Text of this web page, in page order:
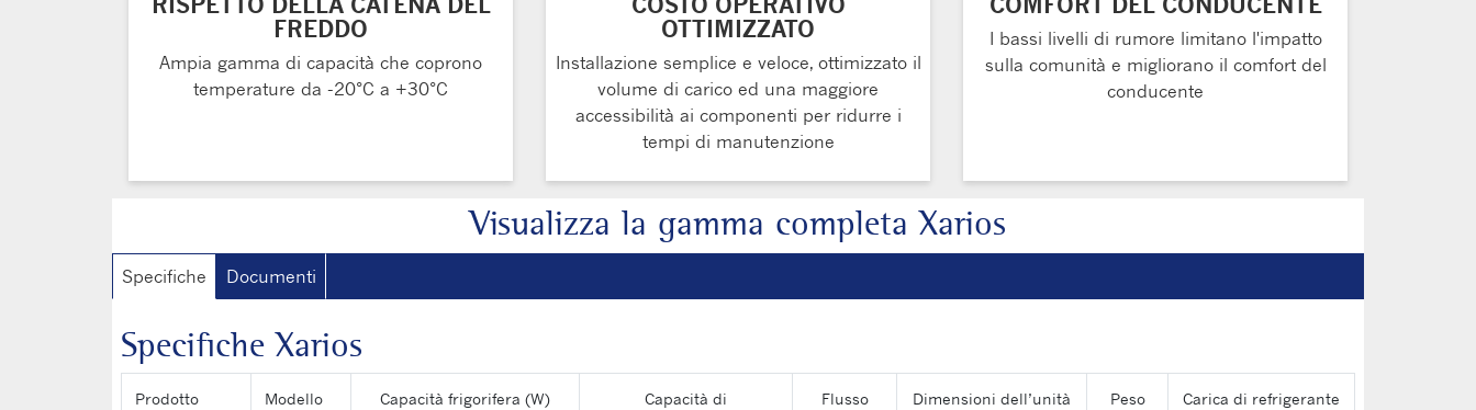
FREDDO
Ampia gamma di capacità che coprono
temperature da -20°C a +30°C
OTTIMIZZATO
Installazione semplice e veloce, ottimizzato il
volume di carico ed una maggiore
accessibilità ai componenti per ridurre i
tempi di manutenzione
I bassi livelli di rumore limitano l'impatto
sulla comunità e migliorano il comfort del
conducente
Visualizza la gamma completa Xarios
Specifiche Documenti
Specifiche Xarios
Prodotto Modello Capacità frigorifera (W)
Capacità di
Flusso
Dimensioni dell’unità
Peso
Carica di refrigerante